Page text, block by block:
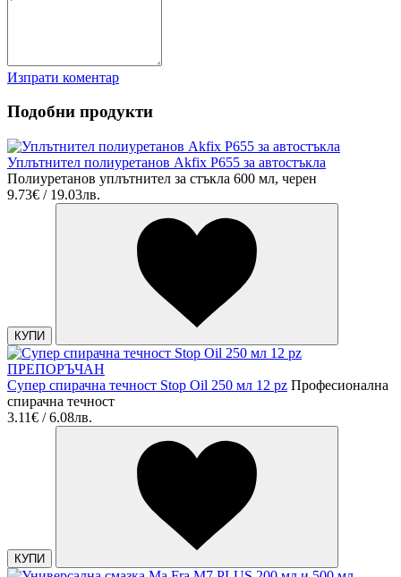
Изпрати коментар
Подобни продукти
Уплътнител полиуретанов Akfix P655 за автостъкла
Полиуретанов уплътнител за стъкла 600 мл, черен
9.73€ / 19.03лв.
КУПИ
ПРЕПОРЪЧАН
Супер спирачна течност Stop Oil 250 мл 12 pz Професионална
спирачна течност
3.11€ / 6.08лв.
КУПИ